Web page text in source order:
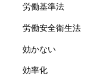
労働基準法
労働安全衛生法
効かない
効率化